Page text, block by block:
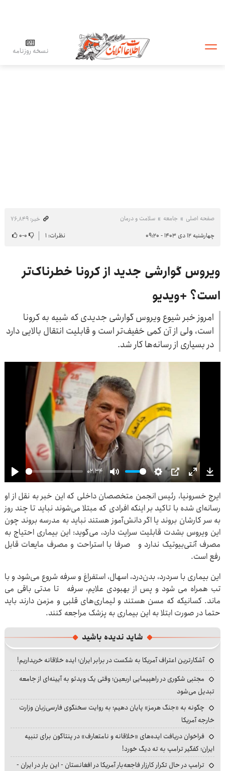
نسخه روزنامه
صفحه اصلی جامعه سلامت و درمان
خبر: ۷۶٬۸۴۹
چهارشنبه ۱۲ دی ۱۴۰۳ - ۰۹:۲۰
نظرات: ۱ ۰-۰
ویروس گوارشی جدید از کرونا خطرناک‌تر
است؟ +ویدیو
امروز خبر شیوع ویروس گوارشی جدیدی که شبیه به کرونا
است، ولی از آن کمی خفیف‌تر است و قابلیت انتقال بالایی دارد
در بسیاری از رسانه‌ها کار شد.
Play
02:34
Mute Settings
PIP Enter
ایرج خسرونیا، رئیس انجمن متخصصان داخلی که این خبر به نقل از او
رسانه‌ای شده با تاکید بر اینکه افرادی که مبتلا می‌شوند نباید تا چند روز
به سر کارشان بروند یا اگر دانش‌آموز هستند نباید به مدرسه بروند چون
این ویروس بشدت قابلیت سرایت دارد، می‌گوید: این بیماری احتیاج به
مصرف آنتی‌بیوتیک ندارد و صرفا با استراحت و مصرف مایعات قابل
رفع است.
این بیماری با سردرد، بدن‌درد، اسهال، استفراغ و سرفه شروع می‌شود و با
تب همراه می شود و پس از بهبودی علایم، سرفه تا مدتی باقی می
ماند. کسانیکه که مسن هستند و لیماری‌های قلبی و مزمن دارند باید
حتما در صورت ابتلا به این بیماری به پزشک مراجعه کنند.
شاید ندیده باشید
آشکارترین اعتراف آمریکا به شکست در برابر ایران؛ ایده خلاقانه خریداریم!
مجتبی شکوری در راهپیمایی اربعین؛ وقتی یک ویدئو به آیینه‌ای از جامعه
تبدیل می‌شود
چگونه به «جنگ هرمز» پایان دهیم؛ به روایت سخنگوی فارسی‌زبان وزارت
خارجه آمریکا
فراخوان دریافت ایده‌های «خلاقانه و نامتعارف» در پنتاگون برای تنبیه
ایران؛ کفگیر ترامپ به ته دیگ خورد!
ترامپ در حال تکرار کارزار فاجعه‌بار آمریکا در افغانستان - این بار در ایران -